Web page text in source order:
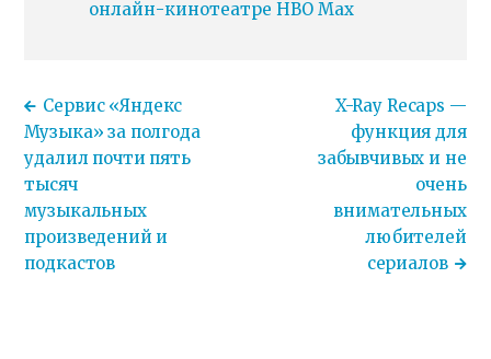
онлайн-кинотеатре HBO Max
Сервис «Яндекс
Музыка» за полгода
удалил почти пять
тысяч
музыкальных
произведений и
подкастов
X-Ray Recaps —
функция для
забывчивых и не
очень
внимательных
любителей
сериалов